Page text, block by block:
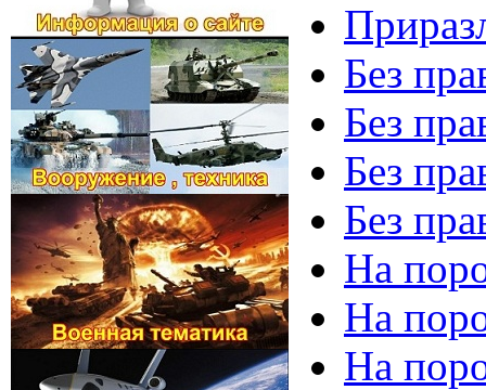
Без
Без
Без
Без
На
На
На